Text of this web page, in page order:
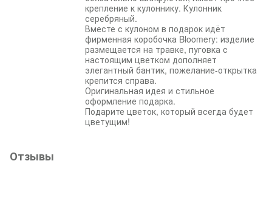
крепление к кулоннику. Кулонник
серебряный.
Вместе с кулоном в подарок идёт
фирменная коробочка Bloomery: изделие
размещается на травке, пуговка с
настоящим цветком дополняет
элегантный бантик, пожелание-открытка
крепится справа.
Оригинальная идея и стильное
оформление подарка.
Подарите цветок, который всегда будет
цветущим!
Отзывы